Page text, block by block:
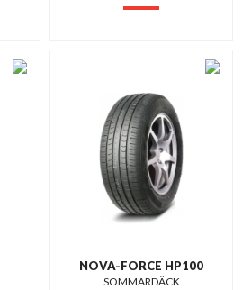
NOVA-FORCE HP100
SOMMARDÄCK